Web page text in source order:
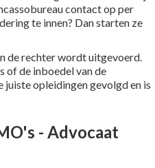
contact op per
te innen? Dan starten ze
de rechter wordt uitgevoerd.
of de inboedel van de
juiste opleidingen gevolgd en is
- Advocaat